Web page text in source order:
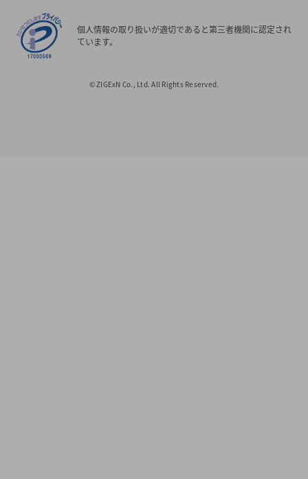
個人情報の取り扱いが適切であると第三者機関に認定され
ています。
© ZIGExN Co., Ltd. All Rights Reserved.